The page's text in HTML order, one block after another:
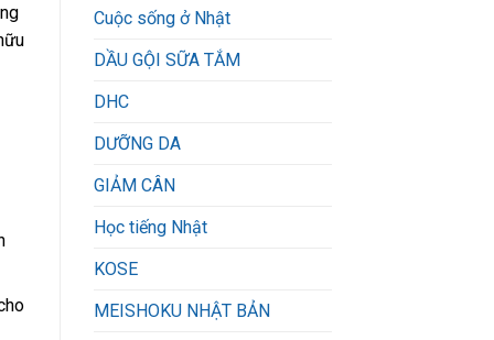
Cuộc sống ở Nhật
DẦU GỘI SỮA TẮM
DHC
DƯỠNG DA
GIẢM CÂN
Học tiếng Nhật
KOSE
MEISHOKU NHẬT BẢN